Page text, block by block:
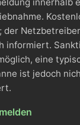
der
informiert.
eine
ist jedoch